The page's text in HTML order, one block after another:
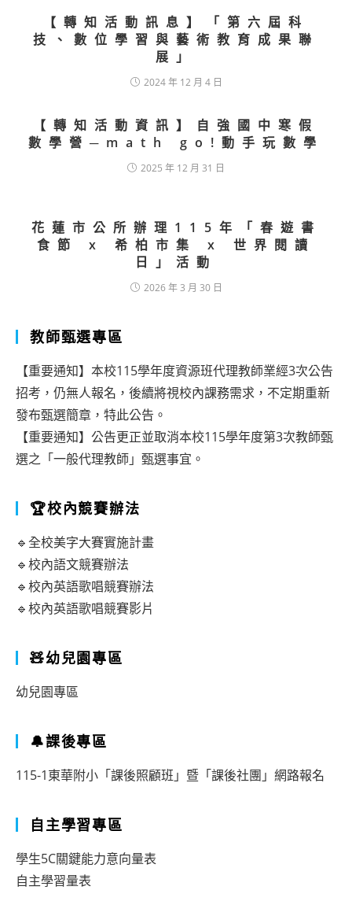
【轉知活動訊息】「第六屆科
技、數位學習與藝術教育成果聯
展」
2024 年 12 月 4 日
【轉知活動資訊】自強國中寒假
數學營─math go!動手玩數學
2025 年 12 月 31 日
花蓮市公所辦理115年「春遊書
食節 x 希柏市集 x 世界閱讀
日」活動
2026 年 3 月 30 日
教師甄選專區
【重要通知】本校115學年度資源班代理教師業經3次公告
招考，仍無人報名，後續將視校內課務需求，不定期重新
發布甄選簡章，特此公告。
【重要通知】公告更正並取消本校115學年度第3次教師甄
選之「一般代理教師」甄選事宜。
🏆校內競賽辦法
🔹全校美字大賽實施計畫
🔹校內語文競賽辦法
🔹校內英語歌唱競賽辦法
🔹校內英語歌唱競賽影片
🧸幼兒園專區
幼兒園專區
🔔課後專區
115-1東華附小「課後照顧班」暨「課後社團」網路報名
自主學習專區
學生5C關鍵能力意向量表
自主學習量表